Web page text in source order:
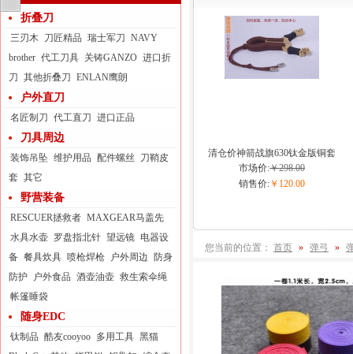
折叠刀
三刃木 刀匠精品 瑞士军刀 NAVY
brother 代工刀具 关铸GANZO 进口折
刀 其他折叠刀 ENLAN鹰朗
户外直刀
名匠制刀 代工直刀 进口正品
刀具周边
装饰吊坠 维护用品 配件螺丝
刀鞘皮
套 其它
野营装备
RESCUER拯救者 MAXGEAR马盖先
水具水壶 罗盘指北针 望远镜 电器设
备 餐具炊具 喷枪焊枪 户外周边
防身
防护
户外食品 酒壶油壶 救生索伞绳
帐篷睡袋
随身EDC
钛制品 酷友cooyoo 多用工具 黑猫
清仓价神箭战旗630钛金版铜套
弓眼反曲球卡六股弹弓
市场价:￥298.00
销售价: ￥120.00
您当前的位置： 首页 » 弹弓 »